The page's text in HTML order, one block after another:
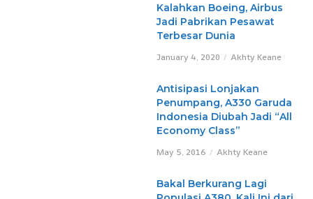
Kalahkan Boeing, Airbus
Jadi Pabrikan Pesawat
Terbesar Dunia
January 4, 2020 Akhty Keane
Antisipasi Lonjakan
Penumpang, A330 Garuda
Indonesia Diubah Jadi “All
Economy Class”
May 5, 2016 Akhty Keane
Bakal Berkurang Lagi